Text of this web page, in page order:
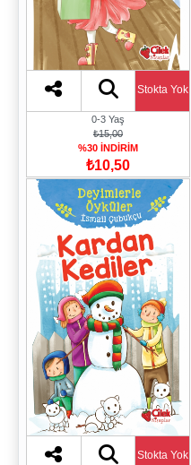
Stokta Yok
0-3 Yaş
₺15,00
%30 İNDİRİM
₺10,50
Stokta Yok